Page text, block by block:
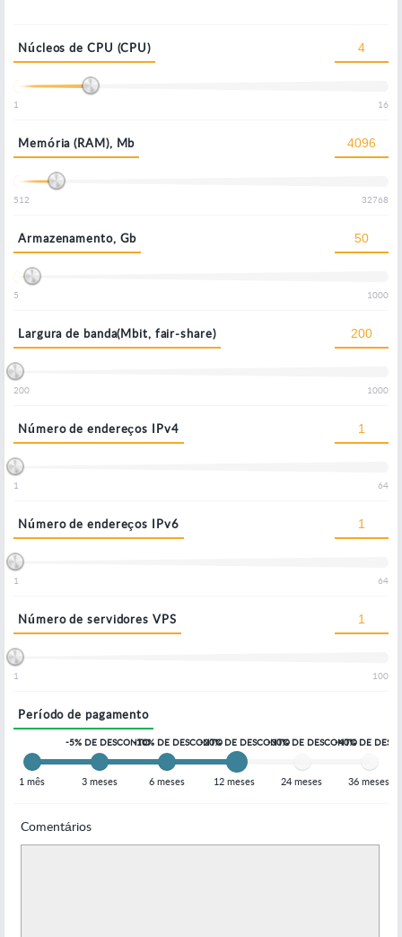
Núcleos de CPU (CPU)
1 16
Memória (RAM), Mb
512 32768
Armazenamento, Gb
5 1000
Largura de banda(Mbit, fair-share)
200 1000
Número de endereços IPv4
1 64
Número de endereços IPv6
1 64
Número de servidores VPS
1 100
Período de pagamento
1 mês 3 meses
-5% DE DESCONTO
6 meses
-10% DE DESCONTO
12 meses
-20% DE DESCONTO
24 meses
-30% DE DESCONTO
36 meses
-40% DE
Comentários